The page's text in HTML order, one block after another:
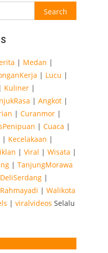
Search
for:
| Medan |
| Lucu |
Kuliner|
| Angkot|
| Curanmor|
| Cuaca |
| Kecelakaan |
iklan | Viral | Wisata |
| TanjungMorawa
DeliSerdang|
| Walikota
| viralvideos Selalu